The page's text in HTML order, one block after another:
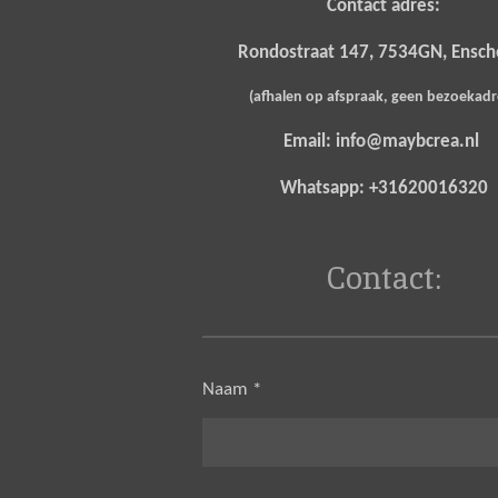
Contact adres:
Rondostraat 147, 7534GN,
(afhalen op afspraak, geen
Email: info@maybcrea.nl
Whatsapp: +31620016320
Contact:
Naam *